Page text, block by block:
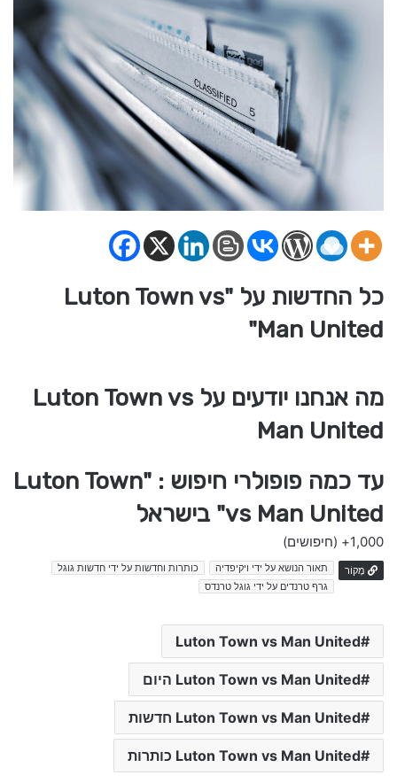
כל החדשות על "Luton Town vs
Man United"
מה אנחנו יודעים על Luton Town vs
Man United
עד כמה פופולרי חיפוש : "Luton Town
vs Man United" בישראל
1,000+ (חיפושים)
מָקוֹר תאור הנושא על ידי ויקיפדיה
כותרות וחדשות על ידי חדשות גוגל
גרף טרנדים על ידי גוגל טרנדס
Luton Town vs Man United
Luton Town vs Man United היום
Luton Town vs Man United חדשות
Luton Town vs Man United כותרות